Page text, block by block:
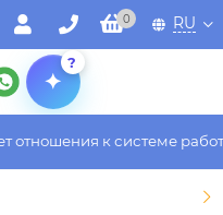
0 RU
?
к системе